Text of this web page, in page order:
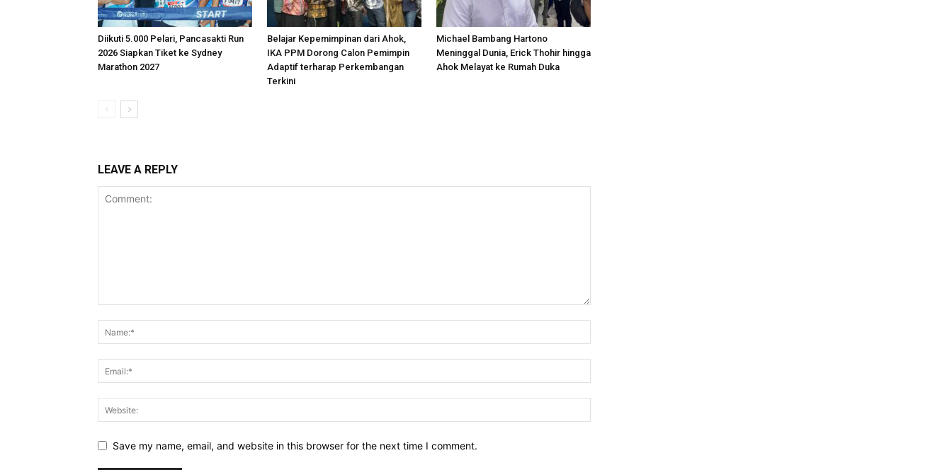
Diikuti 5.000 Pelari, Pancasakti Run
2026 Siapkan Tiket ke Sydney
Marathon 2027
Belajar Kepemimpinan dari Ahok,
IKA PPM Dorong Calon Pemimpin
Adaptif terharap Perkembangan
Terkini
Michael Bambang Hartono
Meninggal Dunia, Erick Thohir hingga
Ahok Melayat ke Rumah Duka
LEAVE A REPLY
Save my name, email, and website in this browser for the next time I comment.